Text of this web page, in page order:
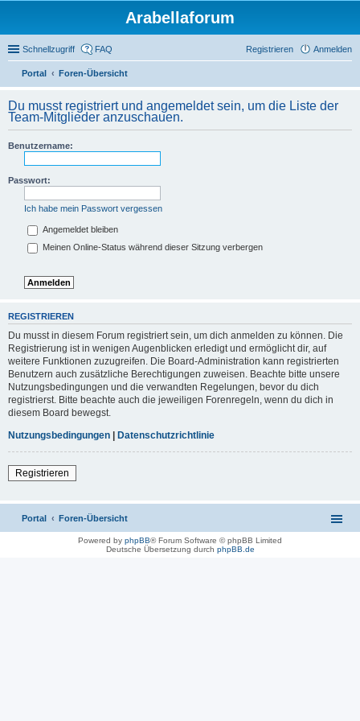
Arabellaforum
Schnellzugriff FAQ Anmelden
Registrieren
Portal
Foren-Übersicht
Du musst registriert und angemeldet sein, um die Liste der
Team-Mitglieder anzuschauen.
Benutzername:
Passwort:
Ich habe mein Passwort vergessen
Angemeldet bleiben
Meinen Online-Status während dieser Sitzung verbergen
REGISTRIEREN
Du musst in diesem Forum registriert sein, um dich anmelden zu können. Die
Registrierung ist in wenigen Augenblicken erledigt und ermöglicht dir, auf
weitere Funktionen zuzugreifen. Die Board-Administration kann registrierten
Benutzern auch zusätzliche Berechtigungen zuweisen. Beachte bitte unsere
Nutzungsbedingungen und die verwandten Regelungen, bevor du dich
registrierst. Bitte beachte auch die jeweiligen Forenregeln, wenn du dich in
diesem Board bewegst.
Nutzungsbedingungen | Datenschutzrichtlinie
Registrieren
Portal Foren-Übersicht
Powered by phpBB® Forum Software © phpBB Limited
Deutsche Übersetzung durch phpBB.de